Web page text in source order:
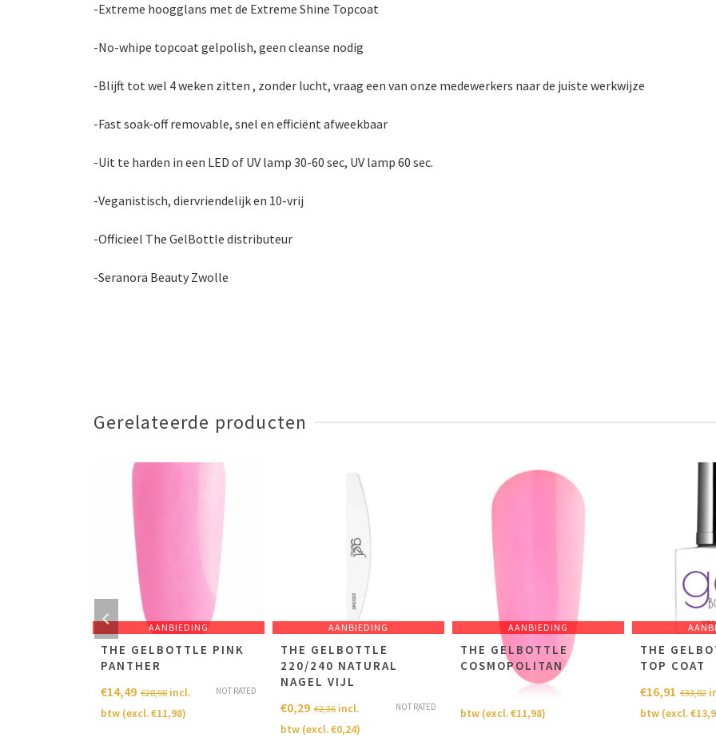
-Extreme hoogglans met de Extreme Shine Topcoat
-No-whipe topcoat gelpolish, geen cleanse nodig
-Blijft tot wel 4 weken zitten , zonder lucht, vraag een van onze medewerkers naar de juiste werkwijze
-Fast soak-off removable, snel en efficiënt afweekbaar
-Uit te harden in een LED of UV lamp 30-60 sec, UV lamp 60 sec.
-Veganistisch, diervriendelijk en 10-vrij
-Officieel The GelBottle distributeur
-Seranora Beauty Zwolle
Gerelateerde producten
AANBIEDING
THE GELBOTTLE PINK
PANTHER
NOT RATED
€28,98
€14,49
incl.
btw (excl.€11,98)
AANBIEDING
THE GELBOTTLE
220/240 NATURAL
NAGEL VIJL
NOT RATED
€2,36
€0,29
incl.
btw (excl.€0,24)
AANBIEDING
THE GELBOTTLE
COSMOPOLITAN
incl.
btw (excl.€11,98)
THE
TOP COAT
€33,82
€16,91
btw (excl.€